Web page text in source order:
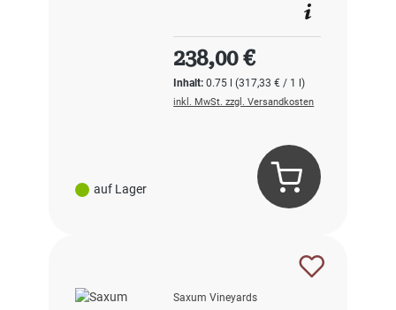
auf Lager
Inhalt:0.75 l(317,33 € / 1 l)
Regulärer Preis:
238,00 €
inkl. MwSt. zzgl. Versandkosten
Saxum Vineyards